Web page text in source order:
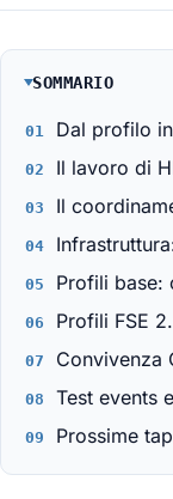
SOMMARIO
Dal profilo
Il lavoro di
Il
Profili base:
Profili FSE
Convivenza
Test events
Prossime